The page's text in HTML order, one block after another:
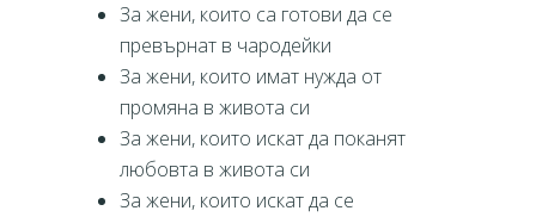
За жени, които са готови да се
превърнат в чародейки
За жени, които имат нужда от
промяна в живота си
За жени, които искат да поканят
любовта в живота си
За жени, които искат да се